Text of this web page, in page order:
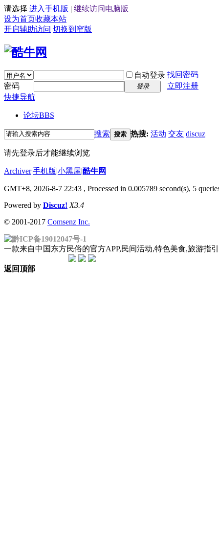
请选择 进入手机版 | 继续访问电脑版
设为首页收藏本站
开启辅助访问 切换到窄版
自动登录 找回密码
密码
登录
立即注册
快捷导航
论坛BBS
搜索 搜索 热搜: 活动 交友 discuz
请先登录后才能继续浏览
Archiver|手机版|小黑屋|酷牛网
GMT+8, 2026-8-7 22:43 , Processed in 0.005789 second(s), 5
Powered by Discuz! X3.4
© 2001-2017 Comsenz Inc.
黔ICP备19012047号-1
一款来自中国东方民俗的官方APP,民间活动,特色美食,旅游
返回顶部